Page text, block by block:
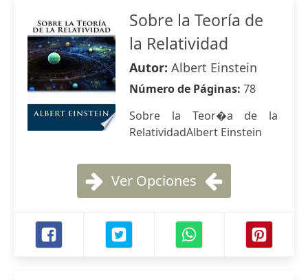
Sobre la Teoría de
la Relatividad
Autor: Albert Einstein
Número de Páginas: 78
Sobre la Teor�a de la
RelatividadAlbert Einstein
Ver Opciones